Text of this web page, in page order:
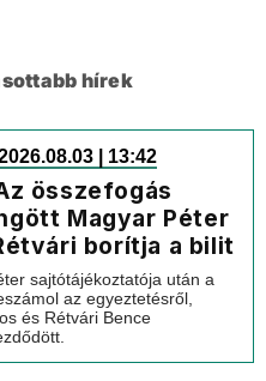
hírek
| 13:42
összefogás
Magyar Péter
borítja a bilit
sajtótájékoztatója után a
az egyeztetésről,
és Rétvári Bence